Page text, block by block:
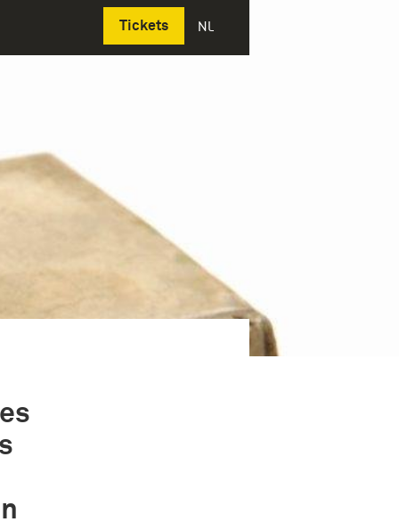
Tickets NL
Deutsch